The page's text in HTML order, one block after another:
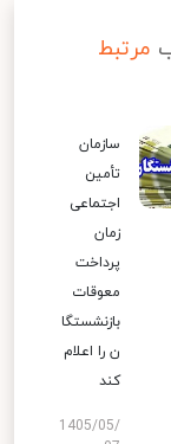
مرتبط
سازمان
تأمین
اجتماعی
زمان
پرداخت
معوقات
بازنشستگا
ن را اعلام
کند
1405/05/